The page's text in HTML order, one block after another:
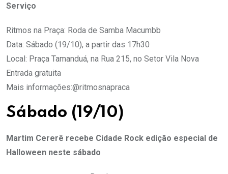
Serviço
Ritmos na Praça: Roda de Samba Macumbb
Data: Sábado (19/10), a partir das 17h30
Local: Praça Tamanduá, na Rua 215, no Setor Vila Nova
Entrada gratuita
Mais informações:@ritmosnapraca
Sábado (19/10)
Martim Cererê recebe Cidade Rock edição especial de
Halloween neste sábado